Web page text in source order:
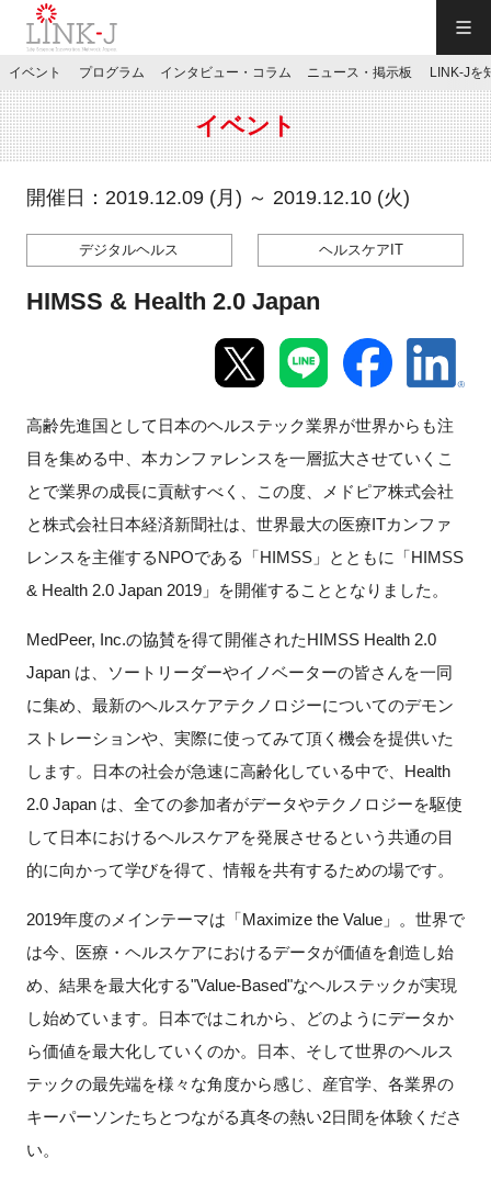
JP／EN
特別会員専用メニュー
マイページ
新規登録
イベント
プログラム
インタビュー・コラム
ニュース・掲示板
特別会員
イベント プログラム インタビュー・コラム ニュース・掲示板 LINK-Jを
イベント
開催日：2019.12.09 (月) ～ 2019.12.10 (火)
デジタルヘルス ヘルスケアIT
HIMSS & Health 2.0 Japan
高齢先進国として日本のヘルステック業界が世界からも注
目を集める中、 本カンファレンスを一層拡大させていくこ
とで業界の成長に貢献すべく、
この度、メドピア株式会社
と株式会社日本経済新聞社は、世界最大の医療ITカンファ
レンスを主催するNPOである「HIMSS」とともに
「HIMSS
& Health 2.0 Japan 2019」を開催することとなりました。
MedPeer, Inc.の協賛を得て開催されたHIMSS Health 2.0
Japan は、ソートリーダーやイノベーターの皆さんを一同
に集め、最新のヘルスケアテクノロジーについてのデモン
ストレーションや、実際に使ってみて頂く機会を提供いた
します。日本の社会が急速に高齢化している中で、Health
2.0 Japan は、全ての参加者がデータやテクノロジーを駆使
して日本におけるヘルスケアを発展させるという共通の目
的に向かって学びを得て、情報を共有するための場です。
2019年度のメインテーマは「Maximize the Value」。世界で
は今、医療・ヘルスケアにおけるデータが価値を創造し始
め、結果を最大化する"Value-Based"なヘルステックが実現
し始めています。日本ではこれから、どのようにデータか
ら価値を最大化していくのか。日本、そして世界のヘルス
テックの最先端を様々な角度から感じ、産官学、各業界の
キーパーソンたちとつながる真冬の熱い2日間を体験くださ
い。